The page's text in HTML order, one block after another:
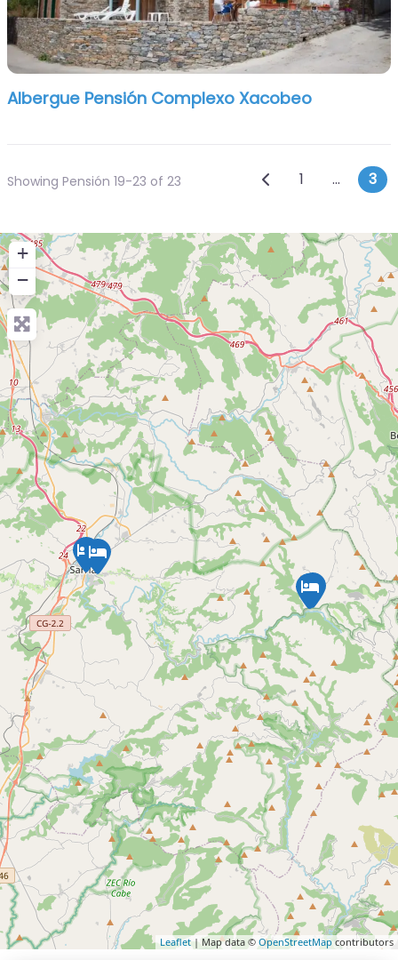
Albergue Pensión Complexo Xacobeo
Showing Pensión 19-23 of 23 Posts
Entradas
1 … 3
+
−
Leaflet | Map data © OpenStreetMap contributors